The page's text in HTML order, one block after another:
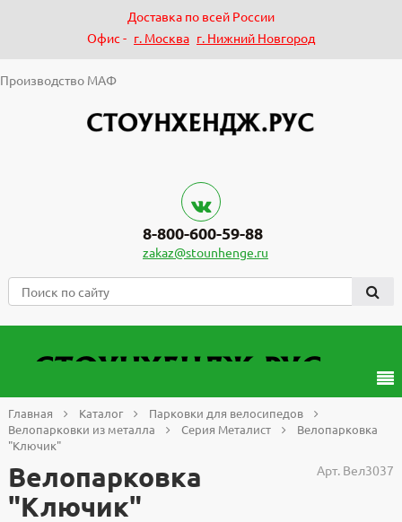
Доставка по всей России
Офис - г. Москва г. Нижний Новгород
Производство МАФ
8-800-600-59-88
zakaz@stounhenge.ru
Главная Каталог
Парковки для велосипедов
Велопарковки из металла
Серия Металист
Велопарковка
"Ключик"
Арт. Вел3037
Велопарковка
"Ключик"